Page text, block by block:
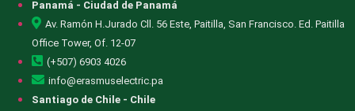
Panamá - Ciudad de Panamá
Av. Ramón H.Jurado Cll. 56 Este, Paitilla, San Francisco. Ed. Paitilla
Office Tower, Of. 12-07
(+507) 6903 4026
info@erasmuselectric.pa
Santiago de Chile - Chile